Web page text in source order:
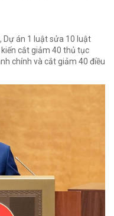
Dự án 1 luật sửa 10 luật
cắt giảm 40 thủ tục
chính và cắt giảm 40 điều